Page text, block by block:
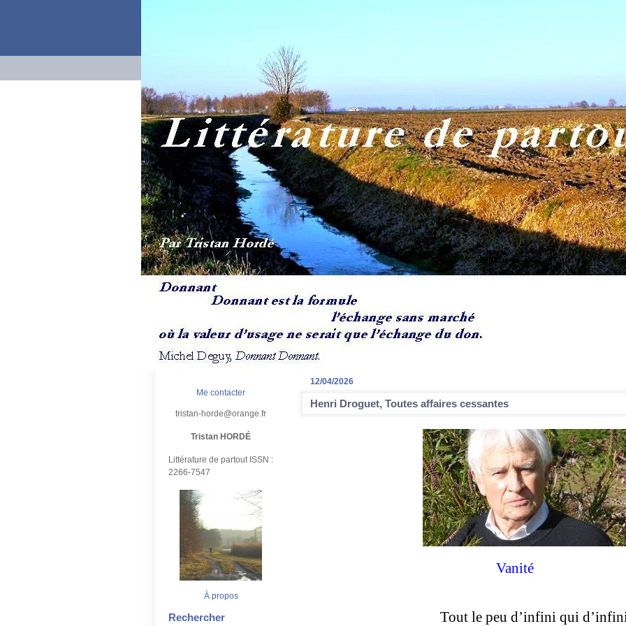
Me contacter
tristan-horde@orange.fr
Tristan HORDÉ
Littérature de partout ISSN :
2266-7547
À propos
Rechercher
12/04/2026
Henri Droguet, Toutes affaires cessantes
Vanité
Tout le peu d’infini qui